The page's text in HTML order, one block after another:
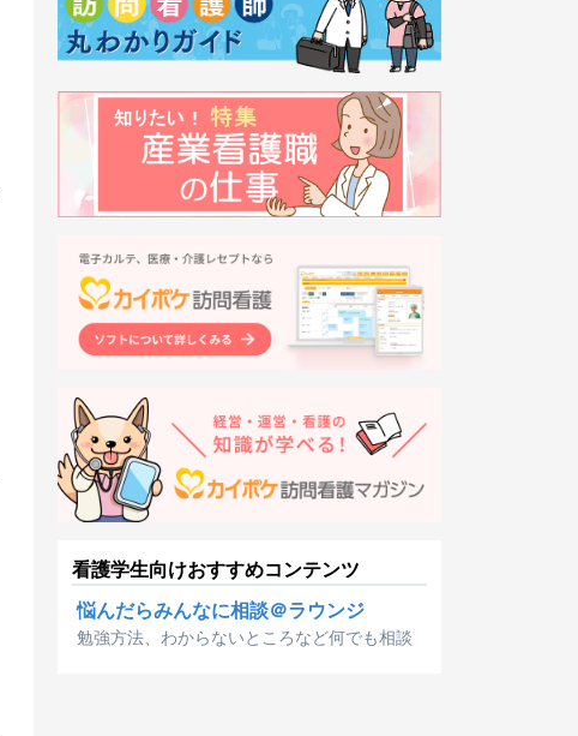
看護学生向けおすすめコンテンツ
悩んだらみんなに相談＠ラウンジ
勉強方法、わからないところなど何でも相談